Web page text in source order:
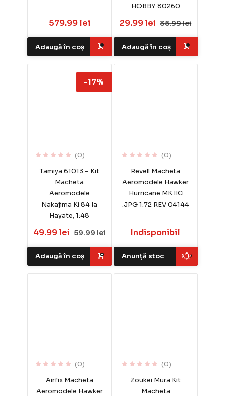
579.99 lei
Adaugă în coș
HOBBY 80260
29.99 lei 35.99 lei
Adaugă în coș
(0)
Tamiya 61013 – Kit
Macheta
Aeromodele
Nakajima Ki 84 Ia
Hayate, 1:48
49.99 lei 59.99 lei
-17%
Adaugă în coș
(0)
Revell Macheta
Aeromodele Hawker
Hurricane MK.IIC
.JPG 1:72 REV 04144
Indisponibil
Anunță stoc
(0)
Airfix Macheta
Aeromodele Hawker
(0)
Zoukei Mura Kit
Macheta